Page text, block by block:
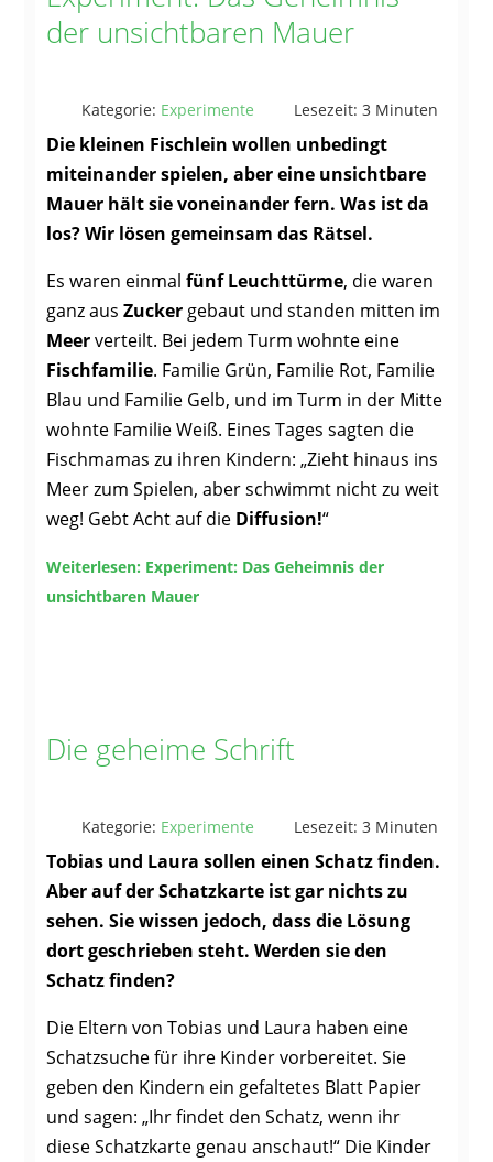
der unsichtbaren Mauer
Kategorie: Experimente Lesezeit: 3 Minuten
Die kleinen Fischlein wollen unbedingt
miteinander spielen, aber eine unsichtbare
Mauer hält sie voneinander fern. Was ist da
los? Wir lösen gemeinsam das Rätsel.
Es waren einmal fünf Leuchttürme, die waren
ganz aus Zuckergebaut und standen mitten im
Meerverteilt. Bei jedem Turm wohnte eine
Fischfamilie. Familie Grün, Familie Rot, Familie
Blau und Familie Gelb, und im Turm in der Mitte
wohnte Familie Weiß. Eines Tages sagten die
Fischmamas zu ihren Kindern: „Zieht hinaus ins
Meer zum Spielen, aber schwimmt nicht zu weit
weg! Gebt Acht auf die Diffusion!“
Weiterlesen: Experiment: Das Geheimnis der
unsichtbaren Mauer
Die geheime Schrift
Kategorie: Experimente Lesezeit: 3 Minuten
Tobias und Laura sollen einen Schatz finden.
Aber auf der Schatzkarte ist gar nichts zu
sehen. Sie wissen jedoch, dass die Lösung
dort geschrieben steht. Werden sie den
Schatz finden?
Die Eltern von Tobias und Laura haben eine
Schatzsuche für ihre Kinder vorbereitet. Sie
geben den Kindern ein gefaltetes Blatt Papier
und sagen: „Ihr findet den Schatz, wenn ihr
diese Schatzkarte genau anschaut!“ Die Kinder